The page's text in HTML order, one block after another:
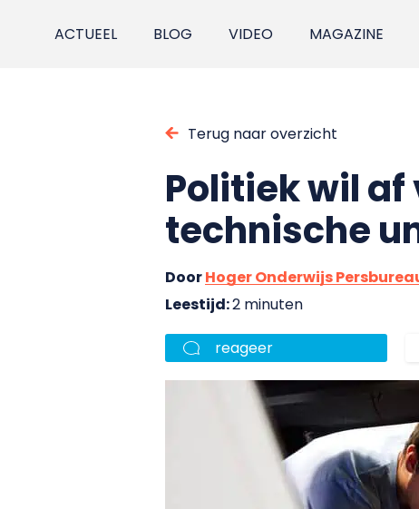
ACTUEEL BLOG VIDEO MAGAZINE
Terug naar overzicht
Politiek wil
technische
DoorHoger Onderwijs
Leestijd:2 minuten
reageer